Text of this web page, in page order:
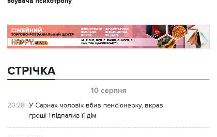
СТРІЧКА
10 серпня
20:28 У Сарнах чоловік вбив пенсіонерку, вкрав
гроші і підпалив її дім